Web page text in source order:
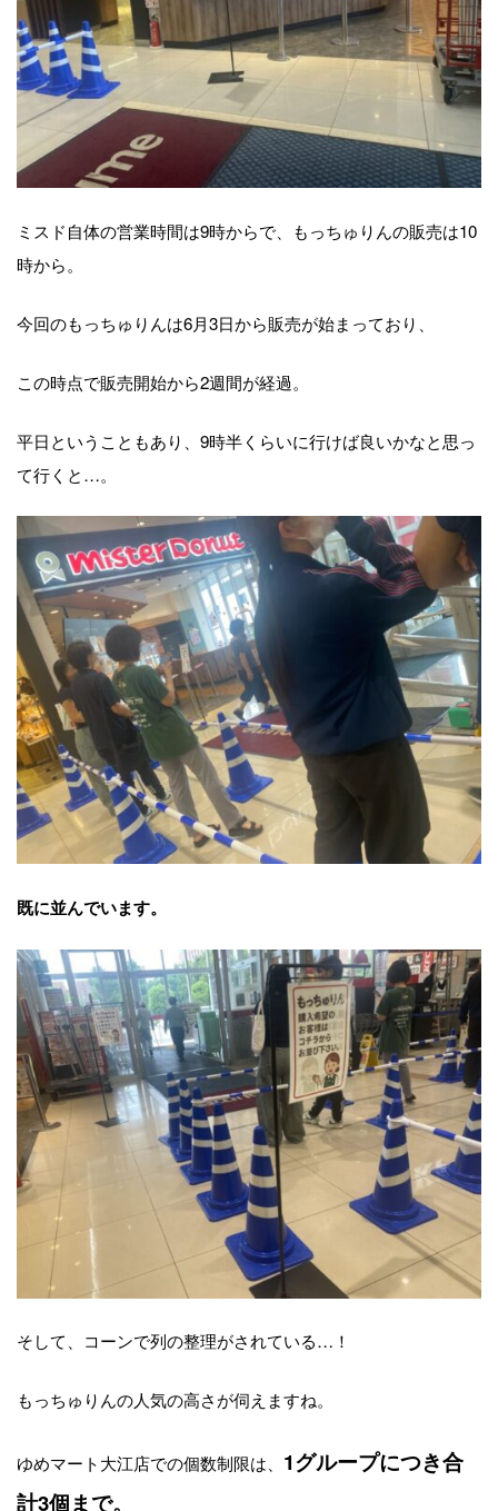
ミスド自体の営業時間は9時からで、もっちゅりんの販売は10
時から。
今回のもっちゅりんは6月3日から販売が始まっており、
この時点で販売開始から2週間が経過。
平日ということもあり、9時半くらいに行けば良いかなと思っ
て行くと…。
既に並んでいます。
そして、コーンで列の整理がされている…！
もっちゅりんの人気の高さが伺えますね。
ゆめマート大江店での個数制限は、 1グループにつき合
計3個まで。